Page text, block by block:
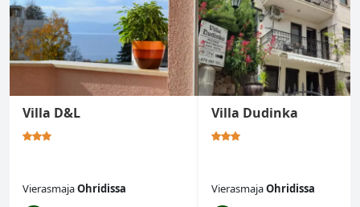
Villa D&L
VierasmajaOhridissa
Villa Dudinka
VierasmajaOhridissa